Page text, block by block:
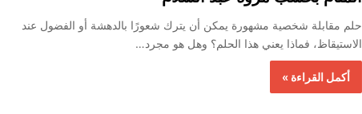
حلم مقابلة شخصية مشهورة يمكن أن يترك شعورًا بالدهشة أو الفضول عند
الاستيقاظ، فماذا يعني هذا الحلم؟ وهل هو مجرد…
أكمل القراءة »